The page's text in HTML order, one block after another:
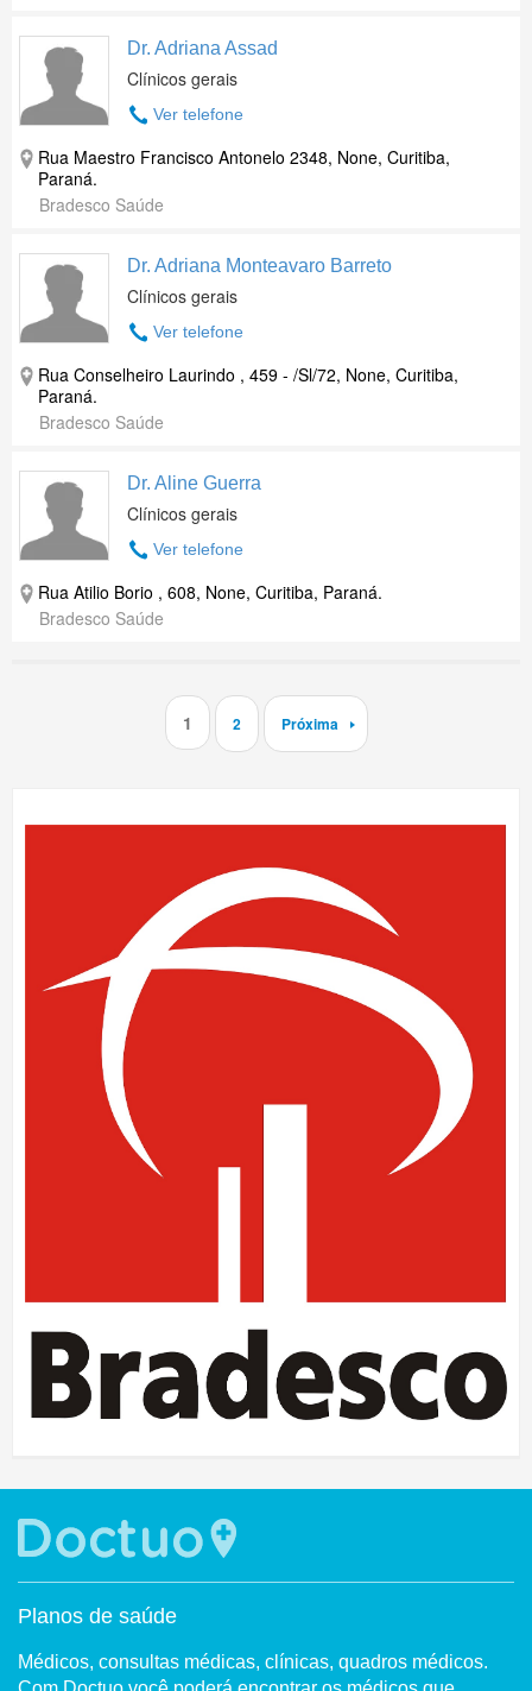
Dr. Adriana Assad
Clínicos gerais
Ver telefone
Rua Maestro Francisco Antonelo 2348, None, Curitiba,
Paraná.
Bradesco Saúde
Dr. Adriana Monteavaro Barreto
Clínicos gerais
Ver telefone
Rua Conselheiro Laurindo , 459 - /Sl/72, None, Curitiba,
Paraná.
Bradesco Saúde
Dr. Aline Guerra
Clínicos gerais
Ver telefone
Rua Atilio Borio , 608, None, Curitiba, Paraná.
Bradesco Saúde
1 2 Próxima
Planos de saúde
Médicos, consultas médicas, clínicas, quadros médicos.